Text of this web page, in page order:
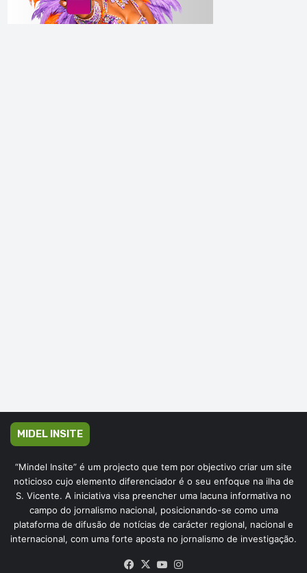
MIDEL INSITE
“Mindel Insite” é um projecto que tem por objectivo criar um site
noticioso cujo elemento diferenciador é o seu enfoque na ilha de
S. Vicente. A iniciativa visa preencher uma lacuna informativa no
campo do jornalismo nacional, posicionando-se como uma
plataforma de difusão de notícias de carácter regional, nacional e
internacional, com uma forte aposta no jornalismo de investigação.
Facebook
X YouTube